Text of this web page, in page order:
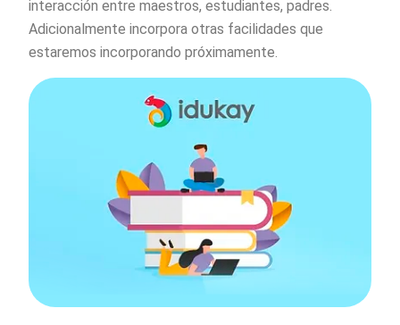
interacción entre maestros, estudiantes, padres.
Adicionalmente incorpora otras facilidades que
estaremos incorporando próximamente.